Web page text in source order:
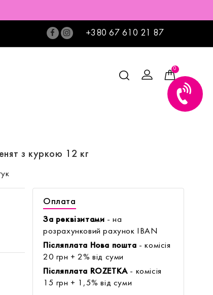
+380 67 610 21 87
0
з куркою 12 кг
Оплата
За реквізитами - на
розрахунковий рахунок IBAN
Післяплата Нова пошта - комісія
20 грн + 2% від суми
Післяплата ROZETKA- комісія
15 грн + 1,5% від суми